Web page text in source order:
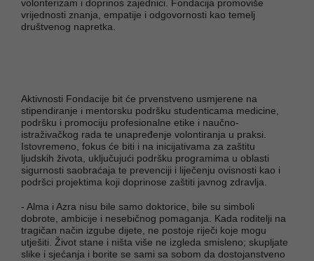
volonterizam i doprinos zajednici. Fondacija promoviše
vrijednosti znanja, empatije i odgovornosti kao temelj
društvenog napretka.
Aktivnosti Fondacije bit će prvenstveno usmjerene na
stipendiranje i mentorsku podršku studenticama medicine,
podršku i promociju profesionalne etike i naučno-
istraživačkog rada te unapređenje volontiranja u praksi.
Istovremeno, fokus će biti i na inicijativama za zaštitu
ljudskih života, uključujući podršku programima u oblasti
sigurnosti saobraćaja te prevenciji i liječenju ovisnosti kao i
podršci projektima koji doprinose zaštiti javnog zdravlja.
- Alma i Azra nisu bile samo doktorice, bile su simboli
dobrote, ambicije i nesebičnog pomaganja. Kada roditelji na
tragičan način izgube dijete, ne postoje riječi koje mogu
utješiti. Život stane i ništa više ne izgleda smisleno; skupljate
slike i sjećanja i borite se sami sa sobom da dostojanstveno